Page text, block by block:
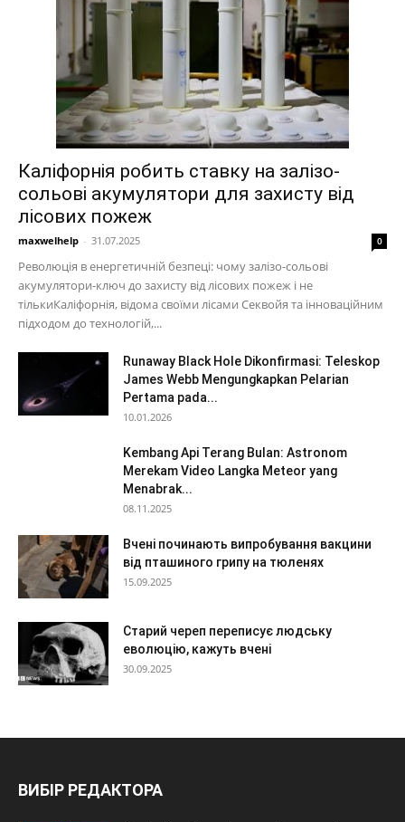
Каліфорнія робить ставку на залізо-
сольові акумулятори для захисту від
лісових пожеж
maxwelhelp - 31.07.2025 0
Революція в енергетичній безпеці: чому залізо-сольові
акумулятори-ключ до захисту від лісових пожеж і не
тількиКаліфорнія, відома своїми лісами Секвойя та інноваційним
підходом до технологій,...
Runaway Black Hole Dikonfirmasi: Teleskop
James Webb Mengungkapkan Pelarian
Pertama pada...
10.01.2026
Kembang Api Terang Bulan: Astronom
Merekam Video Langka Meteor yang
Menabrak...
08.11.2025
Вчені починають випробування вакцини
від пташиного грипу на тюленях
15.09.2025
Старий череп переписує людську
еволюцію, кажуть вчені
30.09.2025
ВИБІР РЕДАКТОРА